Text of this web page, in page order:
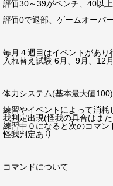
評価30～39がベンチ、40以
評価0で退部、ゲームオーバ
毎月４週目はイベントがあり
入れ替え試験 6月、9月、12
体力システム(基本最大値100)
練習やイベントによって消
我判定出現(怪我の具合はま
練習中０になると次のコマ
怪我判定あり
コマンドについて